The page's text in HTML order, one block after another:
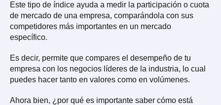
Este tipo de índice ayuda a medir la participación o cuota
de mercado de una empresa, comparándola con sus
competidores más importantes en un mercado
específico.
Es decir, permite que compares el desempeño de tu
empresa con los negocios líderes de la industria, lo cual
puedes hacer tanto en valores como en volúmenes.
Ahora bien, ¿por qué es importante saber cómo está